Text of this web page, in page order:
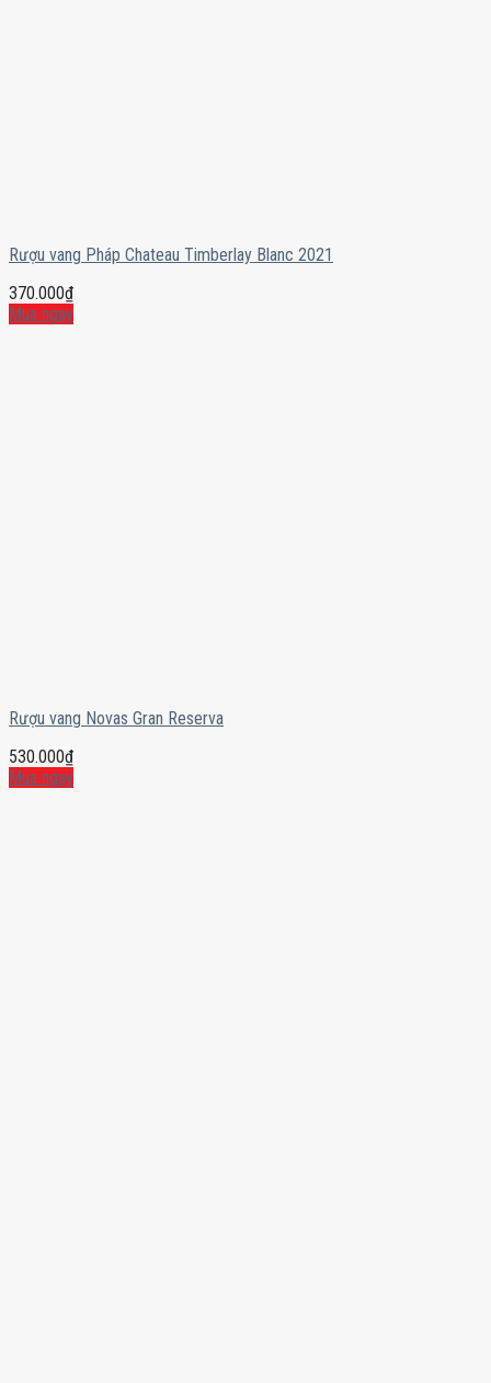
Rượu vang Pháp Chateau Timberlay Blanc 2021
370.000₫
Mua ngay
Rượu vang Novas Gran Reserva
530.000₫
Mua ngay